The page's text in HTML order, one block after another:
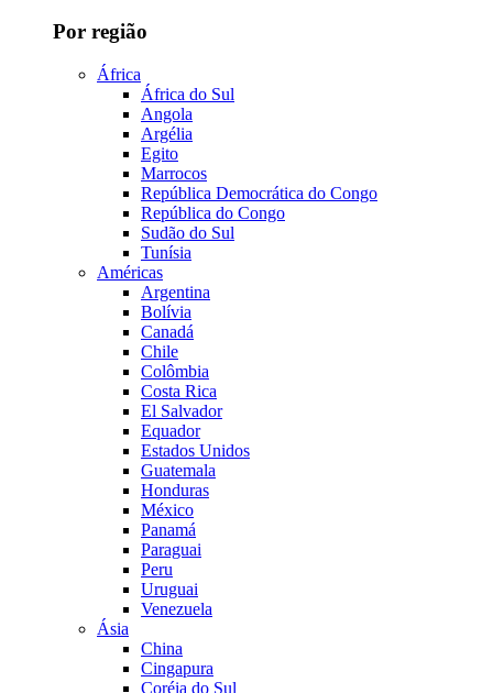
Por região
África
África do Sul
Angola
Argélia
Egito
Marrocos
República Democrática do Congo
República do Congo
Sudão do Sul
Tunísia
Américas
Argentina
Bolívia
Canadá
Chile
Colômbia
Costa Rica
El Salvador
Equador
Estados Unidos
Guatemala
Honduras
México
Panamá
Paraguai
Peru
Uruguai
Venezuela
Ásia
China
Cingapura
Coréia do Sul